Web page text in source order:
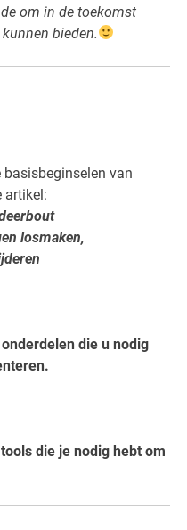
om in de toekomst
bieden.
van
artikel:
losmaken,
die u nodig
die je nodig hebt om